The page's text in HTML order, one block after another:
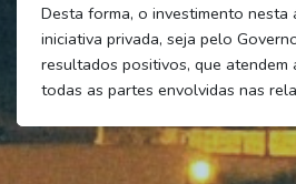
Desta forma, o investimento nesta
iniciativa privada, seja pelo
resultados positivos, que atendem
todas as partes envolvidas nas